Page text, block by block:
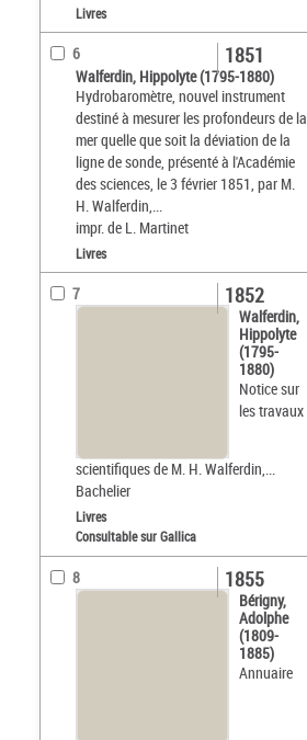
Livres
6
Walferdin, Hippolyte (1795-1880)
Hydrobaromètre, nouvel instrument
destiné à mesurer les profondeurs de la
mer quelle que soit la déviation de la
ligne de sonde, présenté à l'Académie
des sciences, le 3 février 1851, par M.
H. Walferdin,...
impr. de L. Martinet
1851
Livres
7
Walferdin,
Hippolyte
(1795-
1880)
Notice sur
les travaux
scientifiques de M. H. Walferdin,...
Bachelier
1852
Livres
Consultable sur Gallica
8
Bérigny,
Adolphe
(1809-
1885)
Annuaire
1855